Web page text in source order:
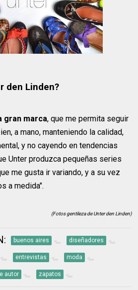
den Linden?
gran marca, que me permita seguir
a mano, manteniendo la calidad,
y no cayendo en tendencias
Unter produzca pequeñas series
me gusta ir variando, y a su vez
a medida".
(Fotos gentileza de Unter den Linden)
buenos aires diseñadores
entrevistas moda
autor zapatos